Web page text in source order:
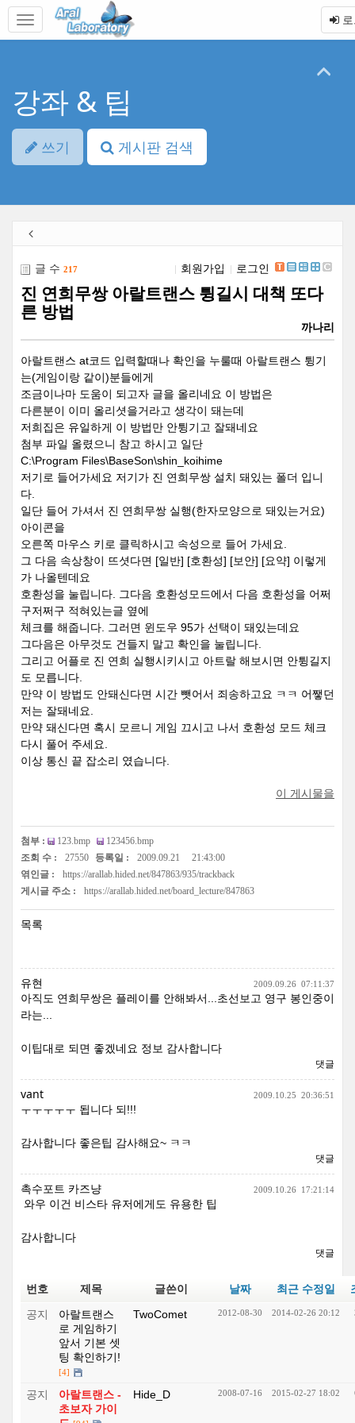
본
바
메
토
강좌 & 팁
쓰기 게시판 검색
글 수 217 회원가입 로그인
진 연희무쌍 아랄트랜스 튕길시 대책 또다
른 방법
까나리
아랄트랜스 at코드 입력할때나 확인을 누룰때 아랄트랜스 튕기
는(게임이랑 같이)분들에게
조금이나마 도움이 되고자 글을 올리네요 이 방법은
다른분이 이미 올리셧을거라고 생각이 돼는데
저희집은 유일하게 이 방법만 안튕기고 잘돼네요
첨부 파일 올렸으니 참고 하시고 일단
C:\Program Files\BaseSon\shin_koihime
저기로 들어가세요 저기가 진 연희무쌍 설치 돼있는 폴더 입니
다.
일단 들어 가셔서 진 연희무쌍 실행(한자모양으로 돼있는거요)
아이콘을
오른쪽 마우스 키로 클릭하시고 속성으로 들어 가세요.
그 다음 속상창이 뜨셧다면 [일반] [호환성] [보안] [요약] 이렇게
가 나올텐데요
호환성을 눌립니다. 그다음 호환성모드에서 다음 호환성을 어쩌
구저쩌구 적혀있는글 옆에
체크를 해줍니다. 그러면 윈도우 95가 선택이 돼있는데요
그다음은 아무것도 건들지 말고 확인을 눌립니다.
그리고 어플로 진 연희 실행시키시고 아트랄 해보시면 안튕길지
도 모릅니다.
만약 이 방법도 안돼신다면 시간 뺏어서 죄송하고요 ㅋㅋ 어쨓던
저는 잘돼네요.
만약 돼신다면 혹시 모르니 게임 끄시고 나서 호환성 모드 체크
다시 풀어 주세요.
이상 통신 끝 잡소리 였습니다.
이 게시물을
첨부 : 123.bmp
123456.bmp
조회 수 :
27550 등록일 : 2009.09.21
21:43:00
엮인글 :
https://arallab.hided.net/847863/935/trackback
게시글 주소 :
https://arallab.hided.net/board_lecture/847863
목록
유현 2009.09.26 07:11:37
아직도 연희무쌍은 플레이를 안해봐서...초선보고 영구 봉인중이
라는...
이팁대로 되면 좋겠네요 정보 감사합니다
댓글
vant 2009.10.25 20:36:51
ㅜㅜㅜㅜㅜ 됩니다 되!!!
감사합니다 좋은팁 감사해요~ ㅋㅋ
댓글
촉수포트 카즈냥 2009.10.26 17:21:14
와우 이건 비스타 유저에게도 유용한 팁
감사합니다
댓글
번호 제목 글쓴이 날짜 최근 수정일
공지
아랄트랜스
로 게임하기
앞서 기본 셋
팅 확인하기!
[4]
TwoComet 2012-08-30 2014-02-26 20:12
공지
아랄트랜스 -
초보자 가이
Hide_D 2008-07-16 2015-02-27 18:02